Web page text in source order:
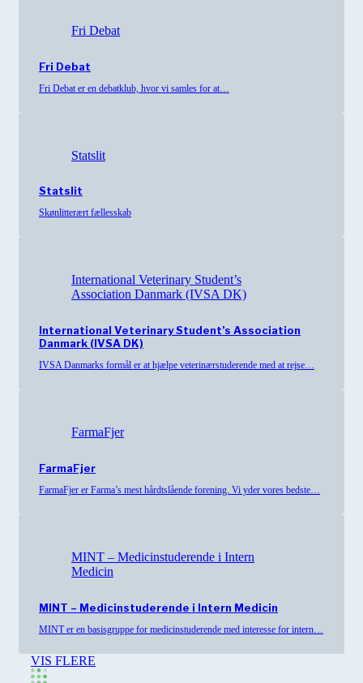
Fri Debat
Fri Debat
Fri Debat er en debatklub, hvor vi samles for at…
Statslit
Statslit
Skønlitterært fællesskab
International Veterinary Student’s
Association Danmark (IVSA DK)
International Veterinary Student’s Association
Danmark (IVSA DK)
IVSA Danmarks formål er at hjælpe veterinærstuderende med at rejse…
FarmaFjer
FarmaFjer
FarmaFjer er Farma’s mest hårdtslående forening. Vi yder vores bedste…
MINT – Medicinstuderende i Intern
Medicin
MINT – Medicinstuderende i Intern Medicin
MINT er en basisgruppe for medicinstuderende med interesse for intern…
VIS FLERE